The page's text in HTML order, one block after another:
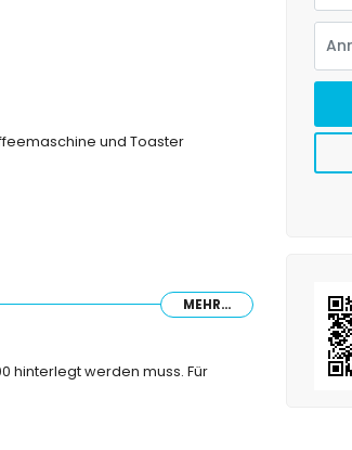
und Toaster
MEHR...
hinterlegt werden muss. Für